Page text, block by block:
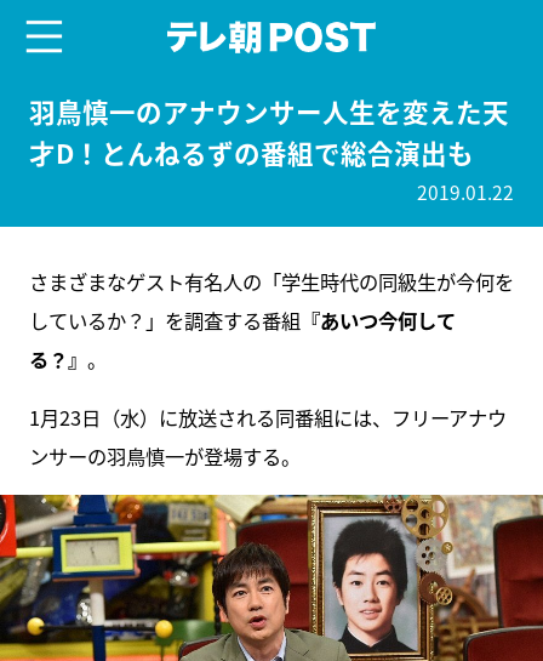
羽鳥慎一のアナウンサー人生を変えた天
才D！とんねるずの番組で総合演出も
2019.01.22
さまざまなゲスト有名人の「学生時代の同級生が今何を
しているか？」を調査する番組 『あいつ今何して
る？』 。
1月23日（水）に放送される同番組には、フリーアナウ
ンサーの羽鳥慎一が登場する。